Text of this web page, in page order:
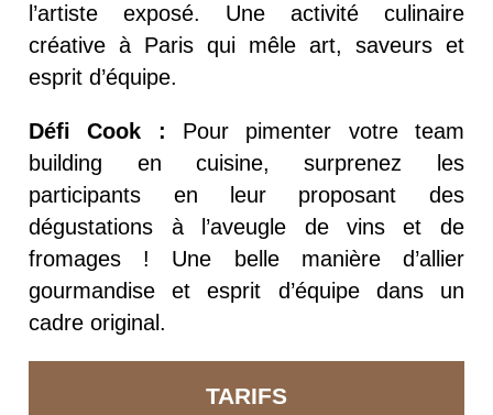
l’artiste exposé. Une activité culinaire
créative à Paris qui mêle art, saveurs et
esprit d’équipe.
Défi Cook : Pour pimenter votre team
building en cuisine, surprenez les
participants en leur proposant des
dégustations à l’aveugle de vins et de
fromages ! Une belle manière d’allier
gourmandise et esprit d’équipe dans un
cadre original.
TARIFS